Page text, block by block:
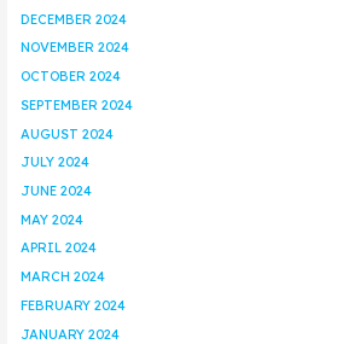
DECEMBER 2024
NOVEMBER 2024
OCTOBER 2024
SEPTEMBER 2024
AUGUST 2024
JULY 2024
JUNE 2024
MAY 2024
APRIL 2024
MARCH 2024
FEBRUARY 2024
JANUARY 2024